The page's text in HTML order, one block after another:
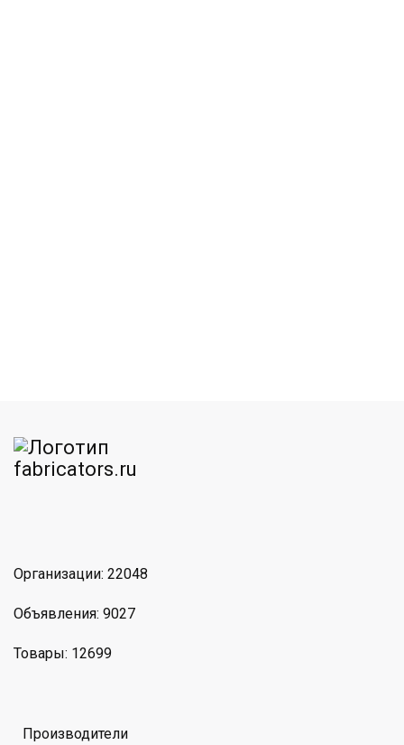
Организации: 22048
Объявления: 9027
Товары: 12699
Производители